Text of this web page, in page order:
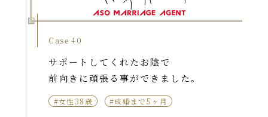
Case 40
サポートしてくれたお陰で
前向きに頑張る事ができました。
#女性38歳 #成婚まで5ヶ月